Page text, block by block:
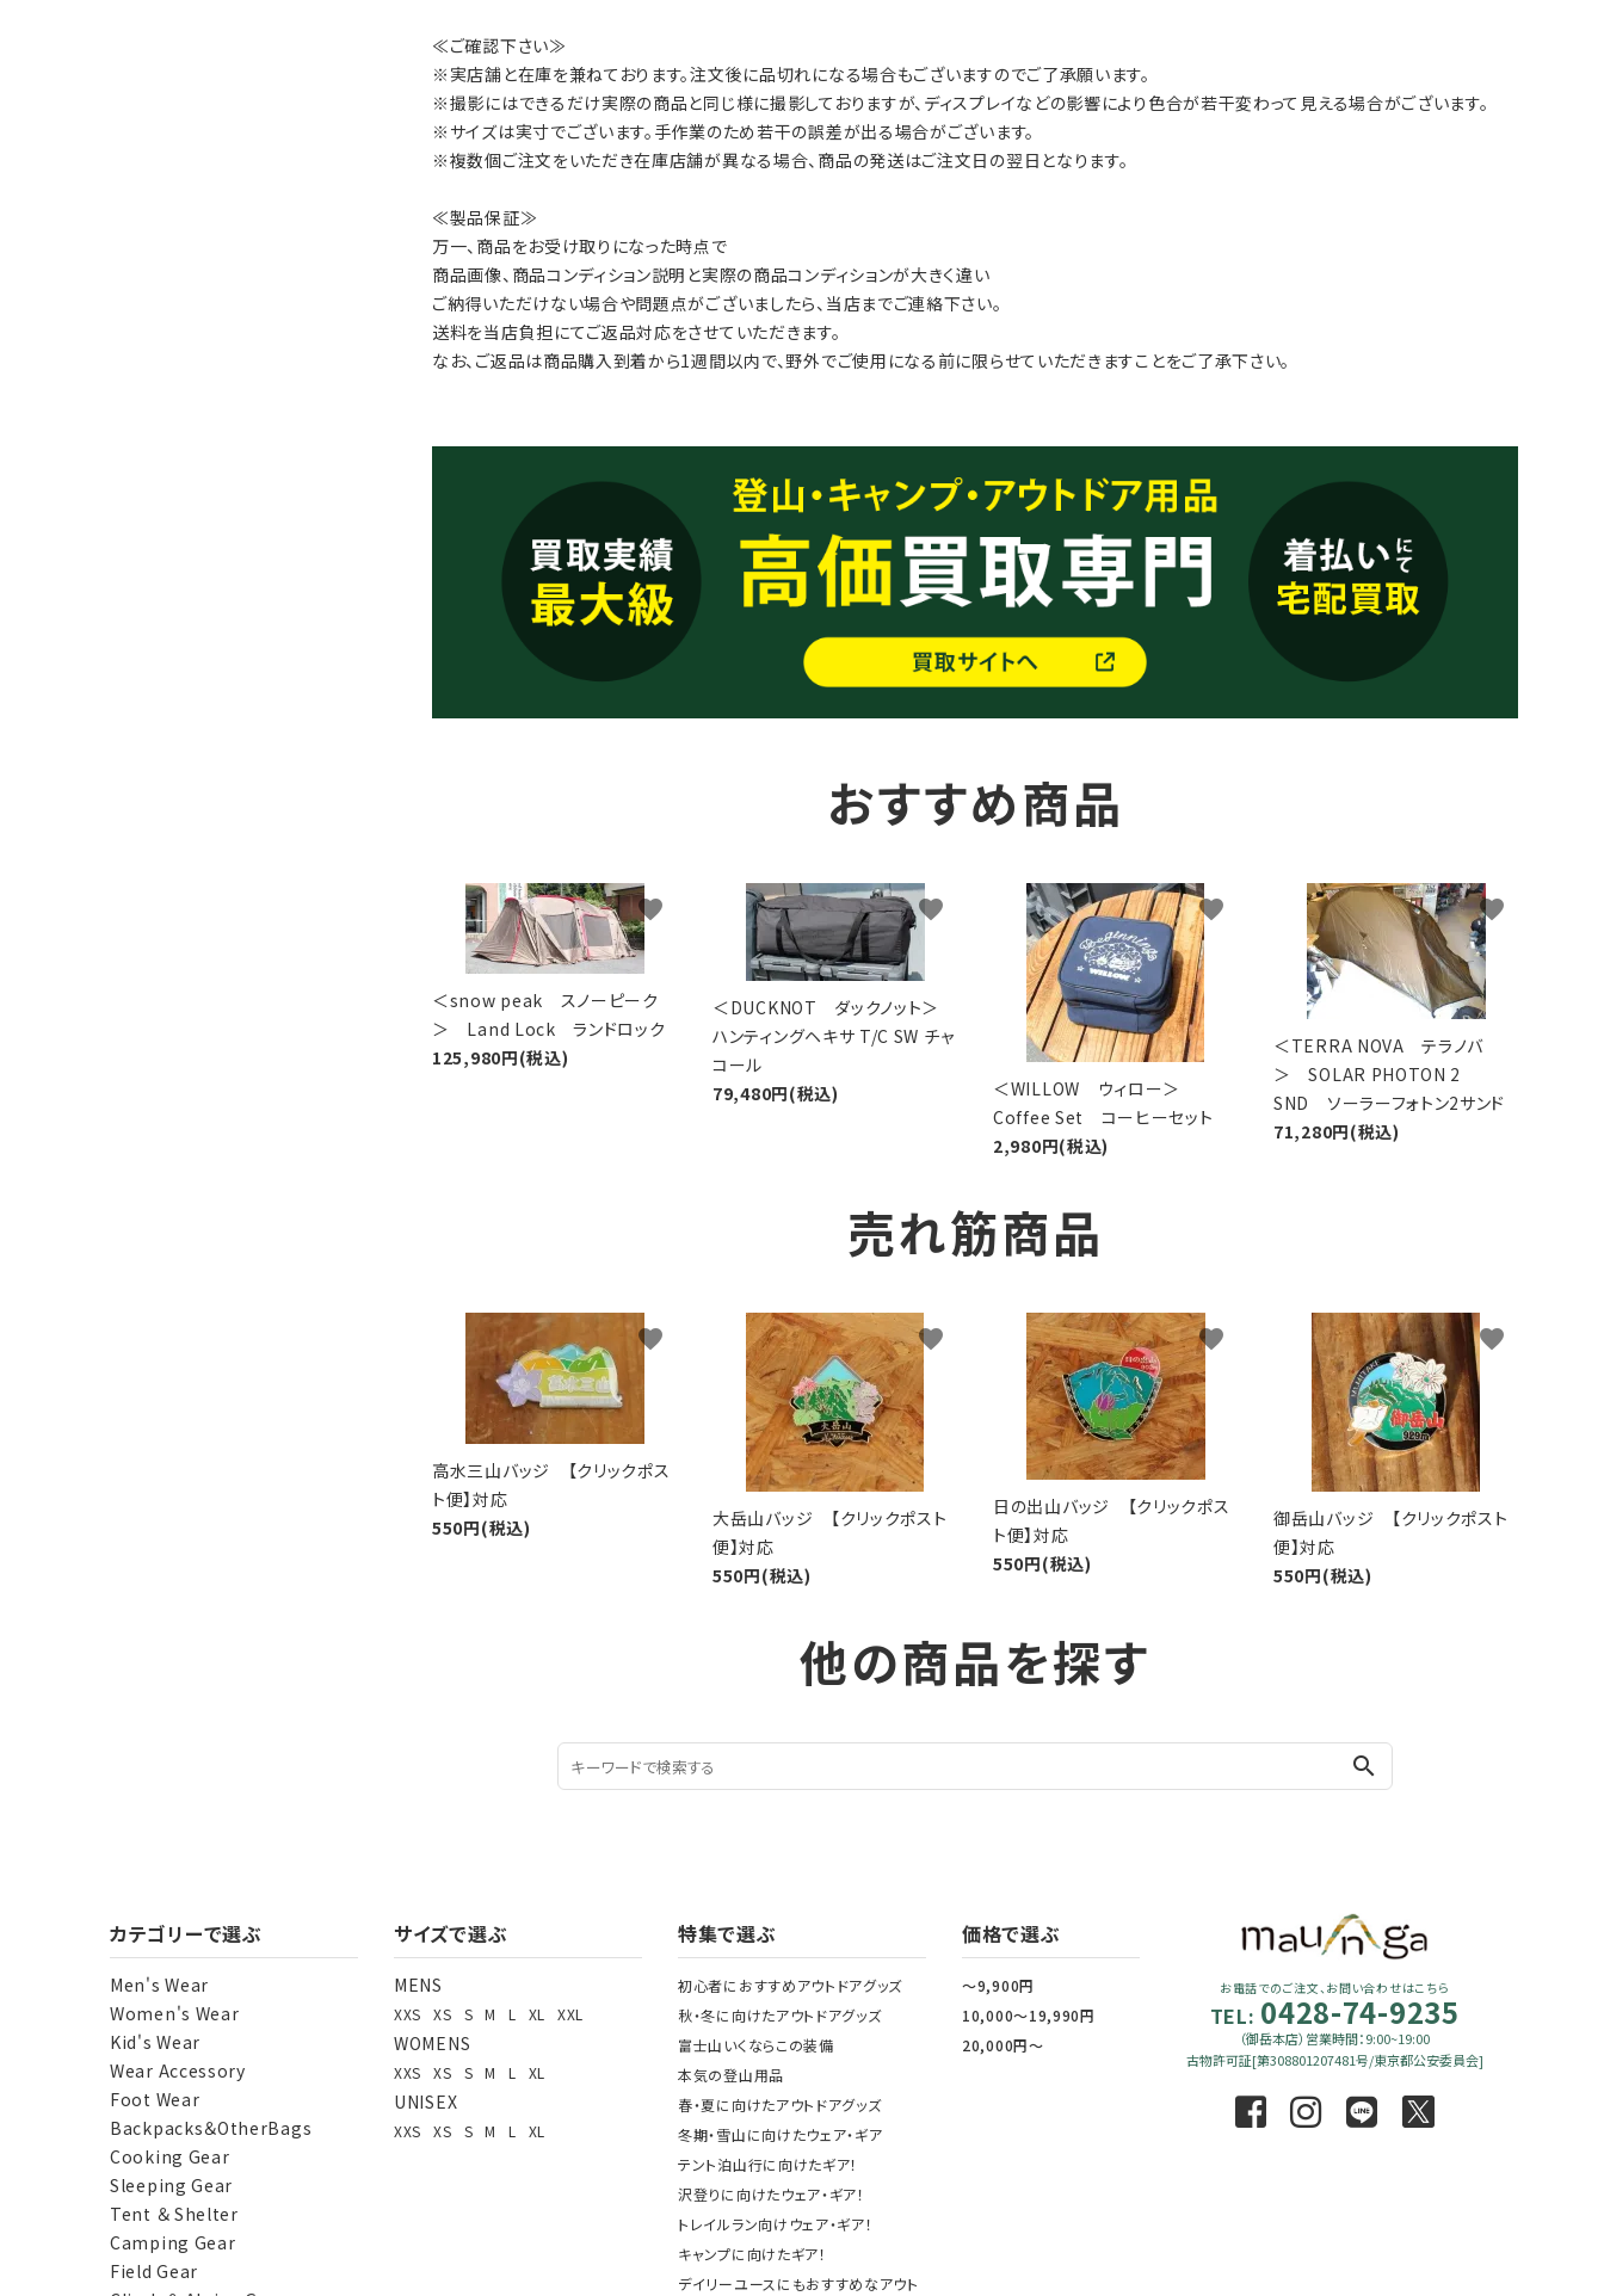
≪ご確認下さい≫
※実店舗と在庫を兼ねております。注文後に品切れになる場合もございますのでご了承願います。
※撮影にはできるだけ実際の商品と同じ様に撮影しておりますが、ディスプレイなどの影響により色合が若干変わって見える場合がございます。
※サイズは実寸でございます。手作業のため若干の誤差が出る場合がございます。
※複数個ご注文をいただき在庫店舗が異なる場合、商品の発送はご注文日の翌日となります。
≪製品保証≫
万一、商品をお受け取りになった時点で
商品画像、商品コンディション説明と実際の商品コンディションが大きく違い
ご納得いただけない場合や問題点がございましたら、当店までご連絡下さい。
送料を当店負担にてご返品対応をさせていただきます。
なお、ご返品は商品購入到着から1週間以内で、野外でご使用になる前に限らせていただきますことをご了承下さい。
おすすめ商品
＜snow peak スノーピーク
＞ Land Lock ランドロック
125,980円(税込)
favorite
＜DUCKNOT ダックノット＞
ハンティングヘキサ T/C SW チャ
コール
79,480円(税込)
favorite
＜WILLOW ウィロー＞
Coffee Set コーヒーセット
2,980円(税込)
favorite
＜TERRA NOVA テラノバ
＞ SOLAR PHOTON 2
SND ソーラーフォトン2サンド
71,280円(税込)
favorite
売れ筋商品
高水三山バッジ 【クリックポス
ト便】対応
550円(税込)
favorite
大岳山バッジ 【クリックポスト
便】対応
550円(税込)
favorite
日の出山バッジ 【クリックポス
ト便】対応
550円(税込)
favorite
御岳山バッジ 【クリックポスト
便】対応
550円(税込)
favorite
他の商品を探す
search
カテゴリーで選ぶ
Men's Wear
Women's Wear
Kid's Wear
Wear Accessory
Foot Wear
Backpacks＆OtherBags
Cooking Gear
Sleeping Gear
Tent ＆ Shelter
Camping Gear
Field Gear
サイズで選ぶ
MENS
XXS XS S M L XL XXL
WOMENS
XXS XS S M L XL
UNISEX
XXS XS S M L XL
特集で選ぶ
初心者におすすめアウトドアグッズ
秋・冬に向けたアウトドアグッズ
富士山いくならこの装備
本気の登山用品
春・夏に向けたアウトドアグッズ
冬期・雪山に向けたウェア・ギア
テント泊山行に向けたギア！
沢登りに向けたウェア・ギア！
トレイルラン向けウェア・ギア！
キャンプに向けたギア！
デイリーユースにもおすすめなアウト
価格で選ぶ
～9,900円
10,000～19,990円
20,000円～
お電話でのご注文、お問い合わせはこちら
TEL: 0428-74-9235
（御岳本店）営業時間：9:00~19:00
古物許可証[第308801207481号/東京都公安委員会]